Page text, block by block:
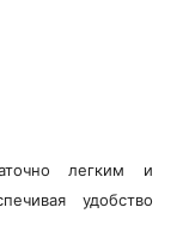
легким и
удобство